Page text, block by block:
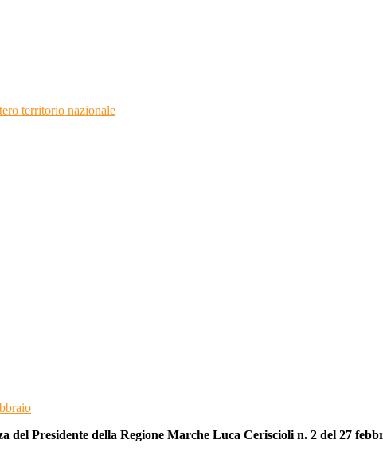
territorio nazionale
del Presidente della Regione Marche Luca Ceriscioli n. 2 del 27